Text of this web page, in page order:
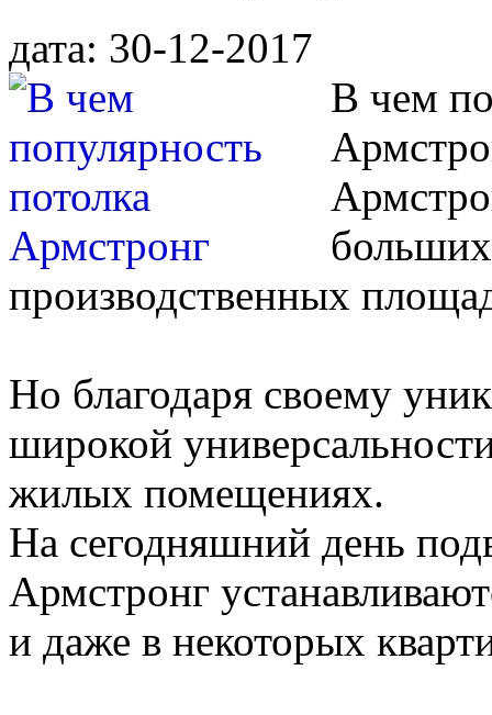
дата: 30-12-2017
В чем
производственных
Но благодаря своему
широкой
жилых помещениях.
На сегодняшний день
Армстронг
и даже в некоторых